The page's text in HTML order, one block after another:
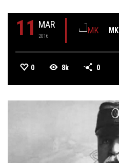
11 MAR
2016
MK
0 8k 0